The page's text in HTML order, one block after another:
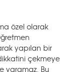
özel olarak
yapılan bir
çekmeye
yaramaz. Bu